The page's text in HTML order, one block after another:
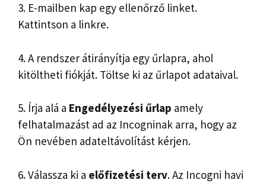
3. E-mailben kap egy ellenőrző linket.
Kattintson a linkre.
4. A rendszer átirányítja egy űrlapra, ahol
kitöltheti fiókját. Töltse ki az űrlapot adataival.
5. Írja alá a Engedélyezési űrlap amely
felhatalmazást ad az Incogninak arra, hogy az
Ön nevében adateltávolítást kérjen.
6. Válassza ki a előfizetési terv. Az Incogni havi